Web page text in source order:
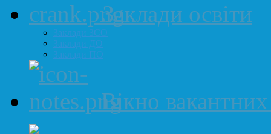
Заклади освіти
Заклади ЗСО
Заклади ДО
Заклади ПО
Вікно